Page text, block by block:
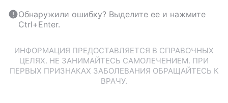
Обнаружили ошибку? Выделите ее и нажмите
Ctrl+Enter.
ИНФОРМАЦИЯ ПРЕДОСТАВЛЯЕТСЯ В СПРАВОЧНЫХ
ЦЕЛЯХ. НЕ ЗАНИМАЙТЕСЬ САМОЛЕЧЕНИЕМ. ПРИ
ПЕРВЫХ ПРИЗНАКАХ ЗАБОЛЕВАНИЯ ОБРАЩАЙТЕСЬ К
ВРАЧУ.